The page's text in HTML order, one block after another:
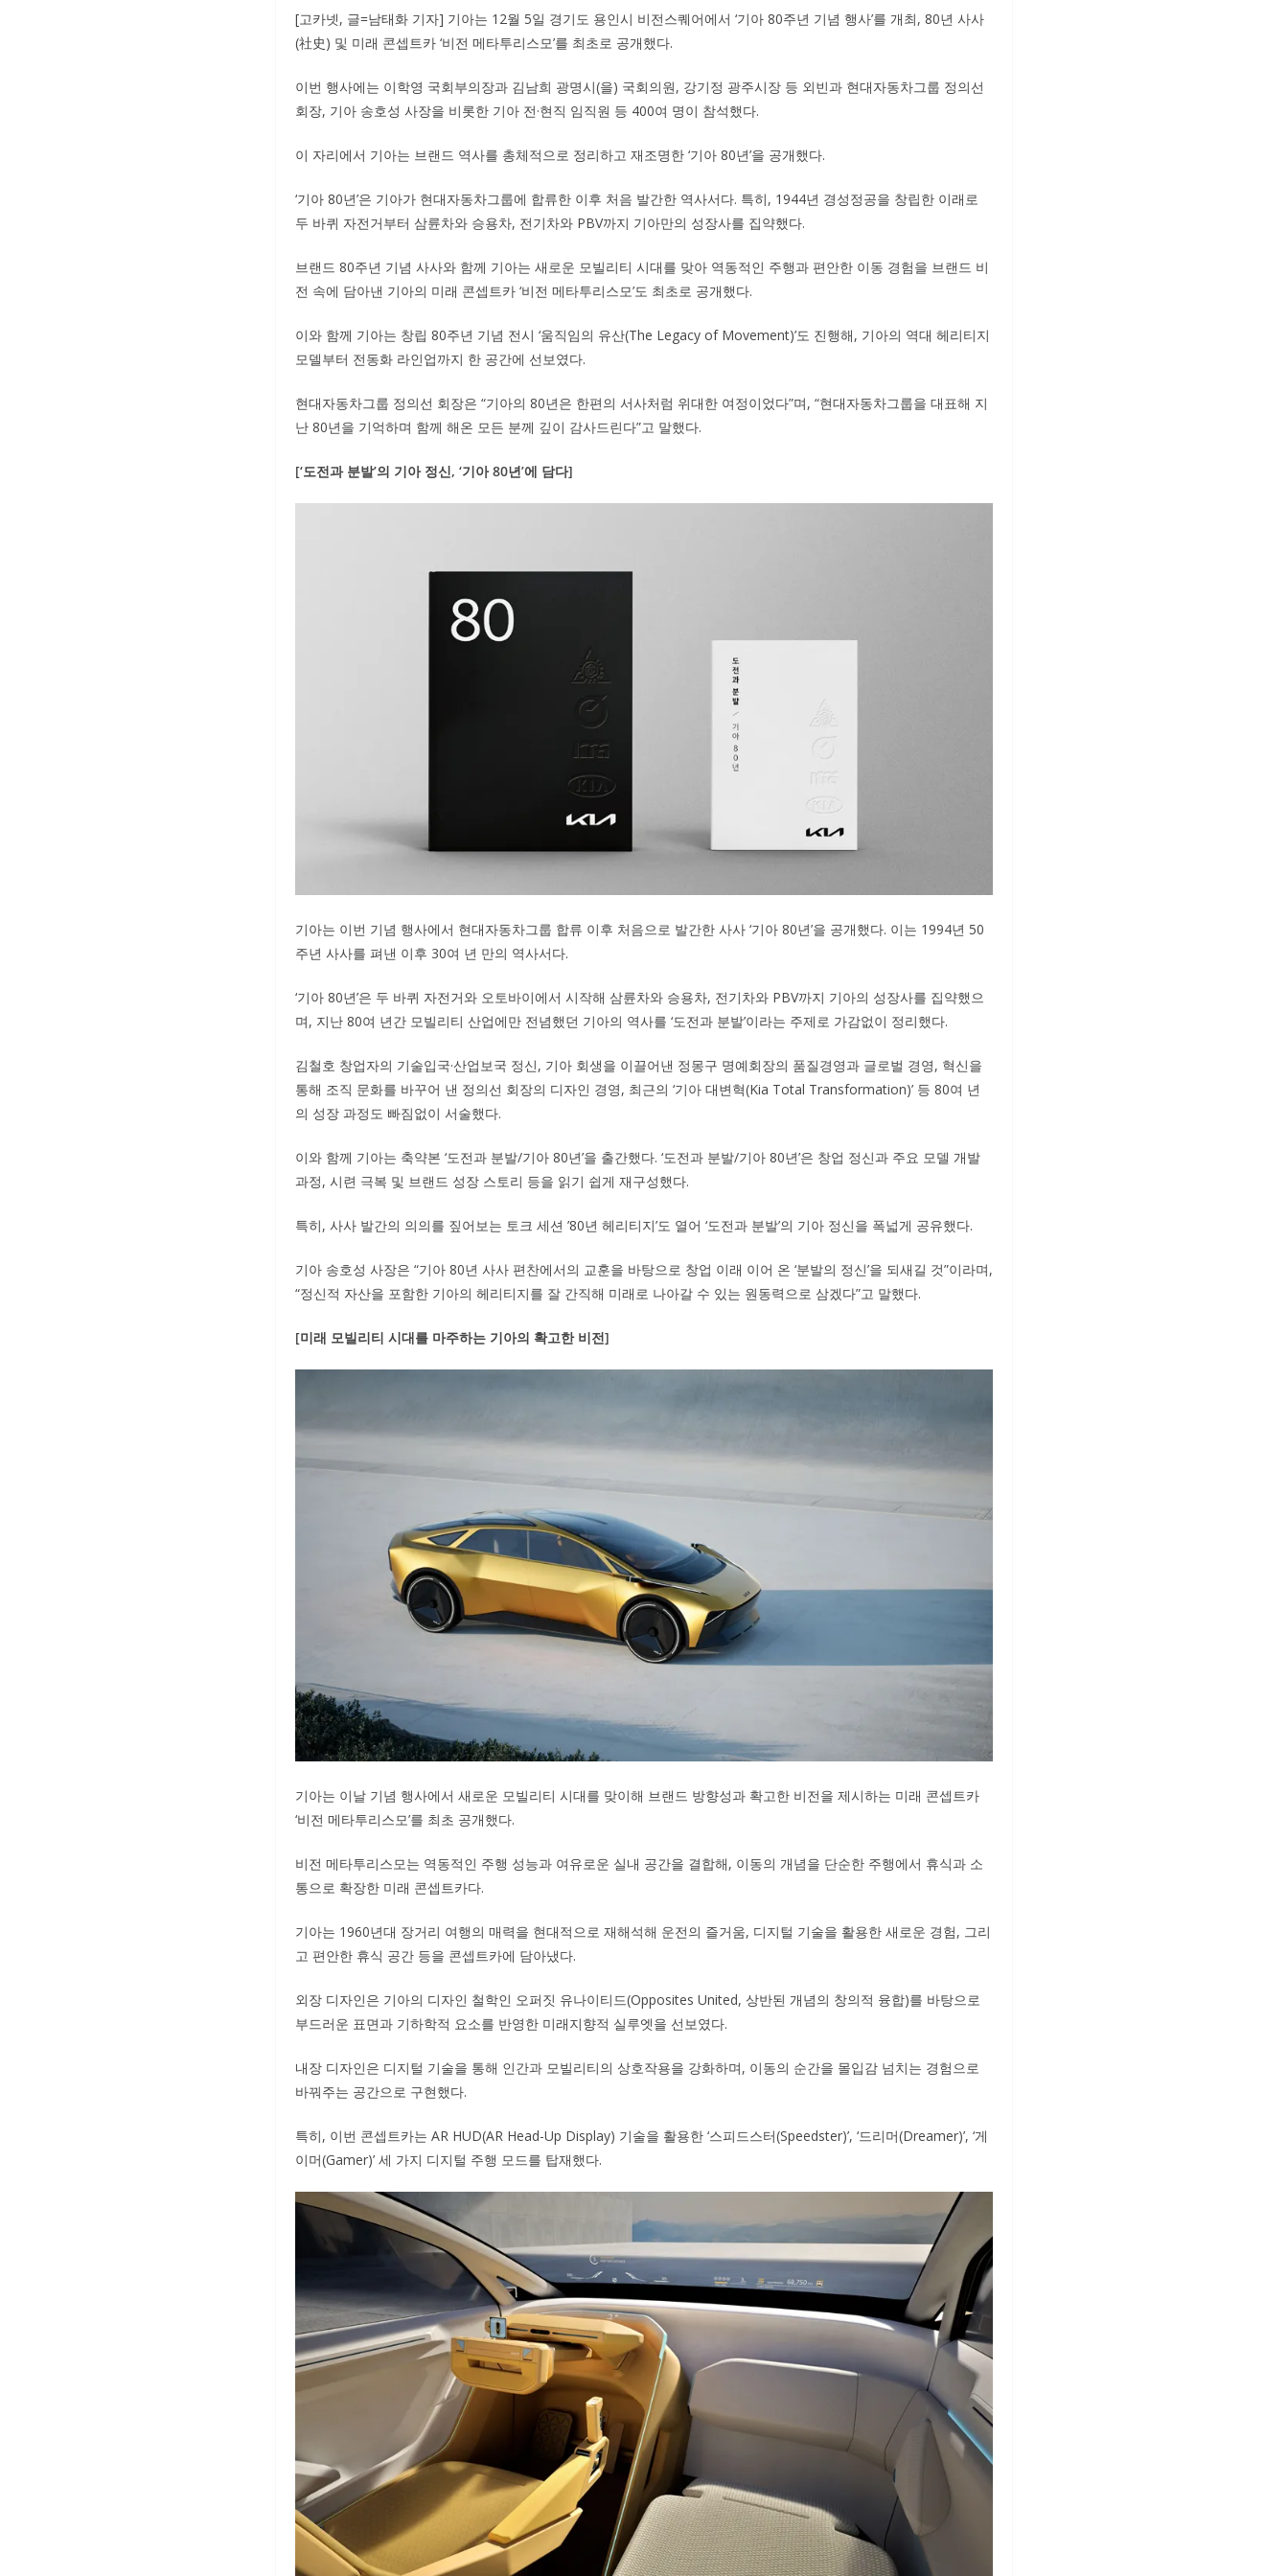
[고카넷, 글=남태화 기자] 기아는 12월 5일 경기도 용인시 비전스퀘어에서 ‘기아 80주년 기념 행사’를 개최, 80년 사사
(社史) 및 미래 콘셉트카 ‘비전 메타투리스모’를 최초로 공개했다.
이번 행사에는 이학영 국회부의장과 김남희 광명시(을) 국회의원, 강기정 광주시장 등 외빈과 현대자동차그룹 정의선
회장, 기아 송호성 사장을 비롯한 기아 전·현직 임직원 등 400여 명이 참석했다.
이 자리에서 기아는 브랜드 역사를 총체적으로 정리하고 재조명한 ‘기아 80년’을 공개했다.
‘기아 80년’은 기아가 현대자동차그룹에 합류한 이후 처음 발간한 역사서다. 특히, 1944년 경성정공을 창립한 이래로
두 바퀴 자전거부터 삼륜차와 승용차, 전기차와 PBV까지 기아만의 성장사를 집약했다.
브랜드 80주년 기념 사사와 함께 기아는 새로운 모빌리티 시대를 맞아 역동적인 주행과 편안한 이동 경험을 브랜드 비
전 속에 담아낸 기아의 미래 콘셉트카 ‘비전 메타투리스모’도 최초로 공개했다.
이와 함께 기아는 창립 80주년 기념 전시 ‘움직임의 유산(The Legacy of Movement)’도 진행해, 기아의 역대 헤리티지
모델부터 전동화 라인업까지 한 공간에 선보였다.
현대자동차그룹 정의선 회장은 “기아의 80년은 한편의 서사처럼 위대한 여정이었다”며, “현대자동차그룹을 대표해 지
난 80년을 기억하며 함께 해온 모든 분께 깊이 감사드린다”고 말했다.
[‘도전과 분발’의 기아 정신, ‘기아 80년’에 담다]
기아는 이번 기념 행사에서 현대자동차그룹 합류 이후 처음으로 발간한 사사 ‘기아 80년’을 공개했다. 이는 1994년 50
주년 사사를 펴낸 이후 30여 년 만의 역사서다.
‘기아 80년’은 두 바퀴 자전거와 오토바이에서 시작해 삼륜차와 승용차, 전기차와 PBV까지 기아의 성장사를 집약했으
며, 지난 80여 년간 모빌리티 산업에만 전념했던 기아의 역사를 ‘도전과 분발’이라는 주제로 가감없이 정리했다.
김철호 창업자의 기술입국·산업보국 정신, 기아 회생을 이끌어낸 정몽구 명예회장의 품질경영과 글로벌 경영, 혁신을
통해 조직 문화를 바꾸어 낸 정의선 회장의 디자인 경영, 최근의 ‘기아 대변혁(Kia Total Transformation)’ 등 80여 년
의 성장 과정도 빠짐없이 서술했다.
이와 함께 기아는 축약본 ‘도전과 분발/기아 80년’을 출간했다. ‘도전과 분발/기아 80년’은 창업 정신과 주요 모델 개발
과정, 시련 극복 및 브랜드 성장 스토리 등을 읽기 쉽게 재구성했다.
특히, 사사 발간의 의의를 짚어보는 토크 세션 ’80년 헤리티지’도 열어 ‘도전과 분발’의 기아 정신을 폭넓게 공유했다.
기아 송호성 사장은 “기아 80년 사사 편찬에서의 교훈을 바탕으로 창업 이래 이어 온 ‘분발의 정신’을 되새길 것”이라며,
“정신적 자산을 포함한 기아의 헤리티지를 잘 간직해 미래로 나아갈 수 있는 원동력으로 삼겠다”고 말했다.
[미래 모빌리티 시대를 마주하는 기아의 확고한 비전]
기아는 이날 기념 행사에서 새로운 모빌리티 시대를 맞이해 브랜드 방향성과 확고한 비전을 제시하는 미래 콘셉트카
‘비전 메타투리스모’를 최초 공개했다.
비전 메타투리스모는 역동적인 주행 성능과 여유로운 실내 공간을 결합해, 이동의 개념을 단순한 주행에서 휴식과 소
통으로 확장한 미래 콘셉트카다.
기아는 1960년대 장거리 여행의 매력을 현대적으로 재해석해 운전의 즐거움, 디지털 기술을 활용한 새로운 경험, 그리
고 편안한 휴식 공간 등을 콘셉트카에 담아냈다.
외장 디자인은 기아의 디자인 철학인 오퍼짓 유나이티드(Opposites United, 상반된 개념의 창의적 융합)를 바탕으로
부드러운 표면과 기하학적 요소를 반영한 미래지향적 실루엣을 선보였다.
내장 디자인은 디지털 기술을 통해 인간과 모빌리티의 상호작용을 강화하며, 이동의 순간을 몰입감 넘치는 경험으로
바꿔주는 공간으로 구현했다.
특히, 이번 콘셉트카는 AR HUD(AR Head-Up Display) 기술을 활용한 ‘스피드스터(Speedster)’, ‘드리머(Dreamer)’, ‘게
이머(Gamer)’ 세 가지 디지털 주행 모드를 탑재했다.